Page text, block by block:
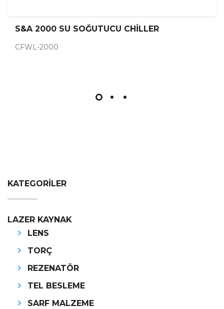
S&A 2000 SU SOĞUTUCU CHİLLER
CFWL-2000
KATEGORİLER
LAZER KAYNAK
LENS
TORÇ
REZENATÖR
TEL BESLEME
SARF MALZEME